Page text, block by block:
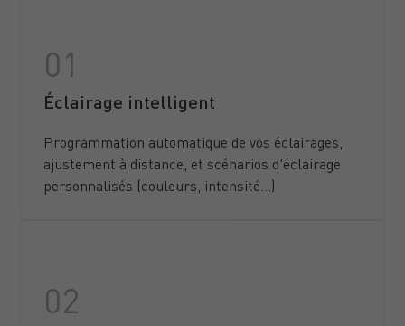
Éclairage intelligent
Programmation automatique de vos éclairages,
ajustement à distance, et scénarios d'éclairage
personnalisés (couleurs, intensité...)